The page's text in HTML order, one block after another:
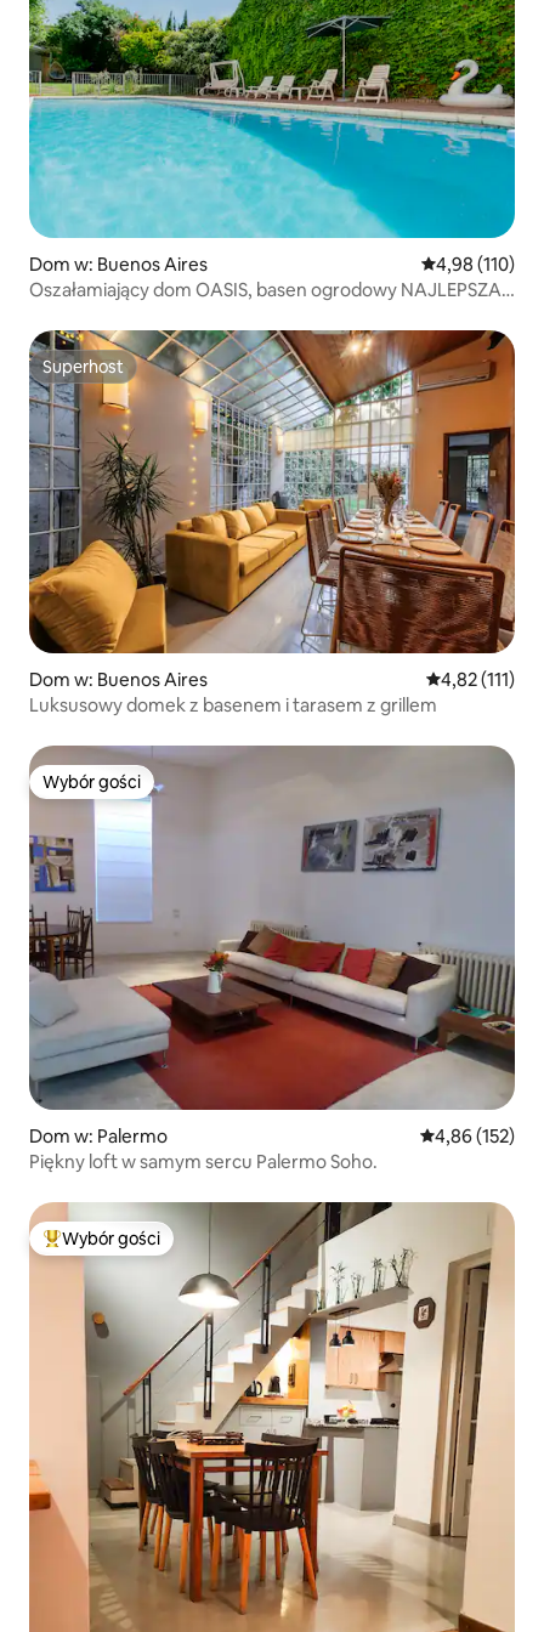
Dom w: Buenos Aires Średnia
4,98 (110)
Oszałamiający dom OASIS, basen ogrodowy NAJLEPSZA
Superhost
Superhost
Dom w: Buenos Aires Średnia
4,82 (111)
Luksusowy domek z basenem i tarasem z grillem
Wybór gości
Wybór gości
Dom w: Palermo Średnia
4,86 (152)
Piękny loft w samym sercu Palermo Soho.
Najpopularniejsze z kategorii Wybór gości
Wybór gości